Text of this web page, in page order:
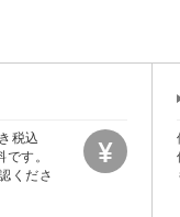
税込
す。
くださ